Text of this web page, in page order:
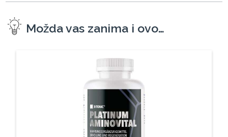
Možda vas zanima i ovo…